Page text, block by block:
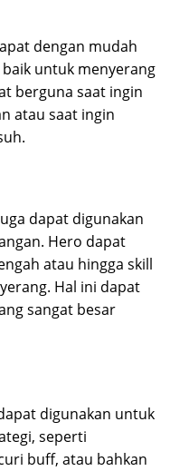
dengan mudah
untuk menyerang
berguna saat ingin
atau saat ingin
dapat digunakan
Hero dapat
atau hingga skill
Hal ini dapat
sangat besar
digunakan untuk
seperti
buff, atau bahkan